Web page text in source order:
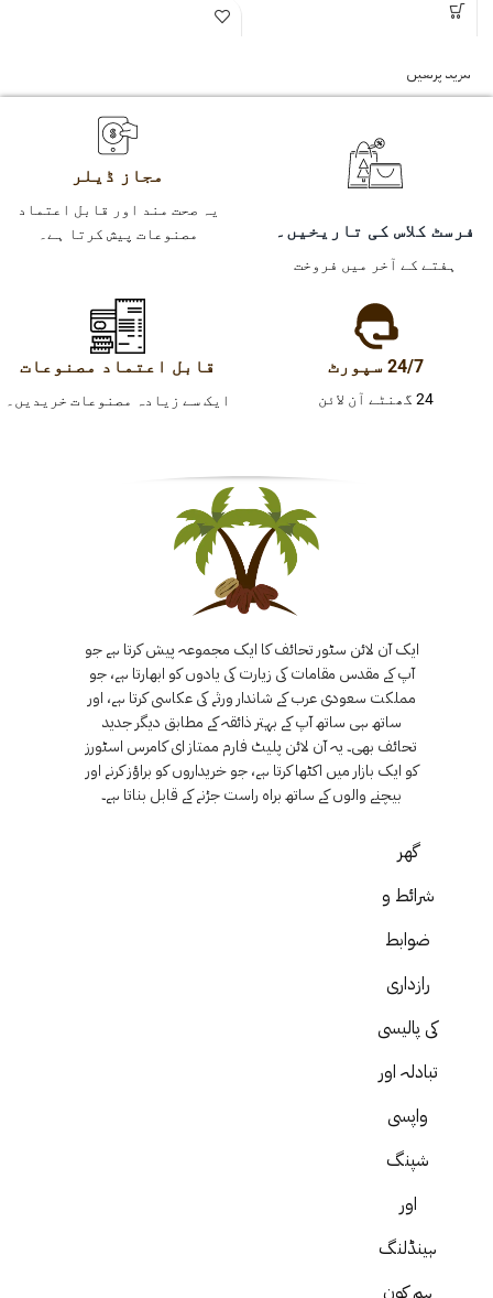
مزید پڑھیں
فرسٹ کلاس کی تاریخیں۔
ہفتے کے آخر میں فروخت
مجاز ڈیلر
یہ صحت مند اور قابل اعتماد
مصنوعات پیش کرتا ہے۔
24/7 سپورٹ
24 گھنٹے آن لائن
قابل اعتماد مصنوعات
ایک سے زیادہ مصنوعات خریدیں۔
ایک آن لائن سٹور تحائف کا ایک مجموعہ پیش کرتا ہے جو
آپ کے مقدس مقامات کی زیارت کی یادوں کو ابھارتا ہے، جو
مملکت سعودی عرب کے شاندار ورثے کی عکاسی کرتا ہے، اور
ساتھ ہی ساتھ آپ کے بہتر ذائقہ کے مطابق دیگر جدید
تحائف بھی۔ یہ آن لائن پلیٹ فارم ممتاز ای کامرس اسٹورز
کو ایک بازار میں اکٹھا کرتا ہے، جو خریداروں کو براؤز کرنے اور
بیچنے والوں کے ساتھ براہ راست جڑنے کے قابل بناتا ہے۔
گھر
شرائط و
ضوابط
رازداری
کی پالیسی
تبادلہ اور
واپسی
شپنگ
اور
ہینڈلنگ